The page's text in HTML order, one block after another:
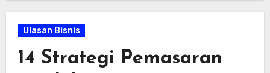
Ulasan Bisnis
14 Strategi Pemasaran